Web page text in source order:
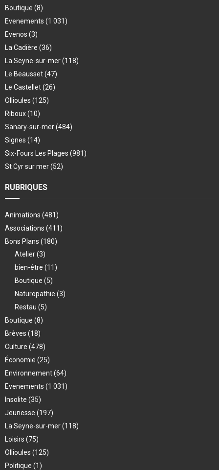
Boutique (8)
Evenements (1 031)
Evenos (3)
La Cadière (36)
La Seyne-sur-mer(118)
Le Beausset(47)
Le Castellet(26)
Ollioules (125)
Riboux(10)
Sanary-sur-mer(484)
Signes (14)
Six-Fours Les Plages (981)
St Cyr sur mer(52)
RUBRIQUES
Animations (481)
Associations (411)
Bons Plans (180)
Atelier(3)
bien-être (11)
Boutique (5)
Naturopathie (3)
Restau (5)
Boutique (8)
Brèves (18)
Culture (478)
Économie (25)
Environnement(64)
Evenements (1 031)
Insolite (35)
Jeunesse (197)
La Seyne-sur-mer(118)
Loisirs (75)
Ollioules (125)
Politique (1)